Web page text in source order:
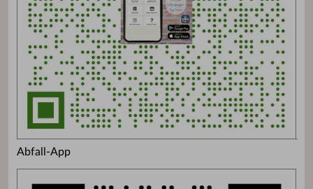
Abfall-App